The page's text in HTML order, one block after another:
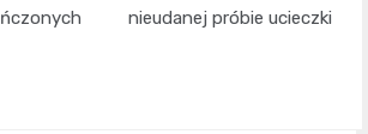
nieudanej próbie ucieczki